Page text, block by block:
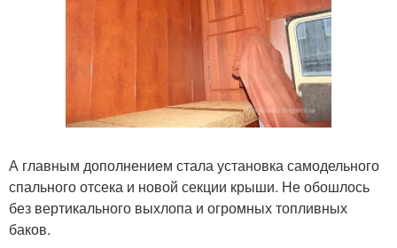
А главным дополнением стала установка самодельного
спального отсека и новой секции крыши. Не обошлось
без вертикального выхлопа и огромных топливных
баков.